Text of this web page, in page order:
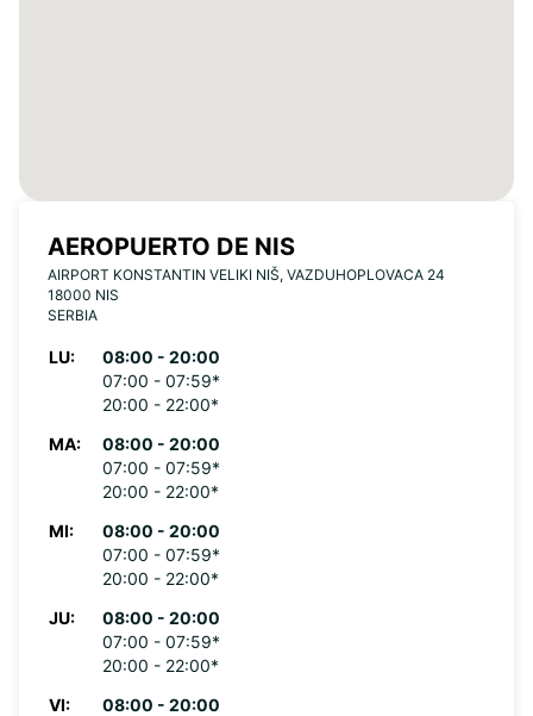
AEROPUERTO DE NIS
AIRPORT KONSTANTIN VELIKI NIŠ, VAZDUHOPLOVACA 24
18000 NIS
SERBIA
LU:
08:00 - 20:00
07:00 - 07:59*
20:00 - 22:00*
MA:
08:00 - 20:00
07:00 - 07:59*
20:00 - 22:00*
MI:
08:00 - 20:00
07:00 - 07:59*
20:00 - 22:00*
JU:
08:00 - 20:00
07:00 - 07:59*
20:00 - 22:00*
VI:
08:00 - 20:00